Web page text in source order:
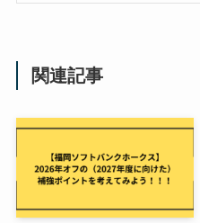
関連記事